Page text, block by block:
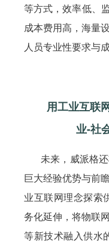
等方式，效率低、
成本费用高，海量
人员专业性要求与
用工业互联
业-社
未来，威派格
巨大经验优势与前
业互联网理念探索
务化延伸，将物联
等新技术融入供水